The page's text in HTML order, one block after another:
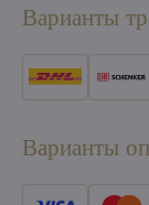
Варианты
Варианты